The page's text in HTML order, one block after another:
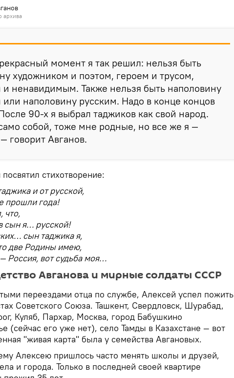
архива
момент я так решил: нельзя быть
художником и поэтом, героем и трусом,
ненавидимым. Также нельзя быть наполовину
наполовину русским. Надо в конце концов
90-х я выбрал таджиков как свой народ.
собой, тоже мне родные, но все же я —
говорит Авганов.
стихотворение:
и от русской,
прошли года!
что,
сын я… русской!
сын таджика я,
две Родины имею,
Россия, вот судьба моя…
Авганова и мирные солдаты СССР
переездами отца по службе, Алексей успел пожить
Советского Союза. Ташкент, Свердловск, Шурабад,
Куляб, Пархар, Москва, город Бабушкино
(сейчас его уже нет), село Тамды в Казахстане — вот
"живая карта" была у семейства Авгановых.
Алексею пришлось часто менять школы и друзей,
и города. Только в последней своей квартире